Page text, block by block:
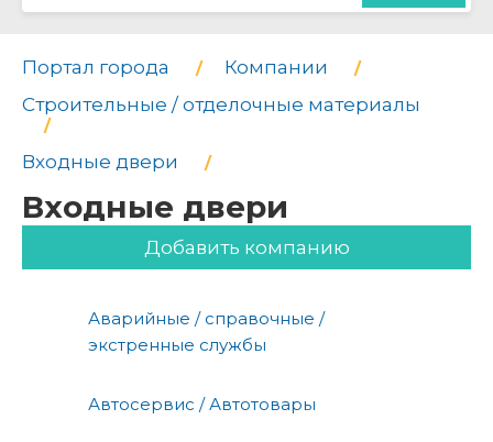
Портал города
Компании
Строительные / отделочные материалы
Входные двери
Входные двери
Добавить компанию
Аварийные / справочные /
экстренные службы
Автосервис / Автотовары